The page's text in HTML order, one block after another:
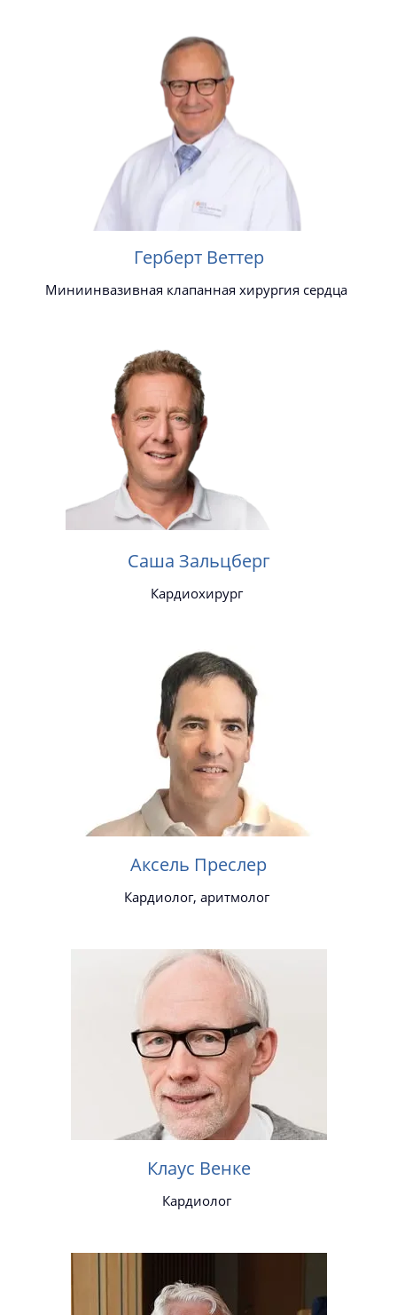
Герберт Веттер
Миниинвазивная клапанная хирургия сердца
Саша Зальцберг
Кардиохирург
Аксель Преслер
Кардиолог, аритмолог
Клаус Венке
Кардиолог